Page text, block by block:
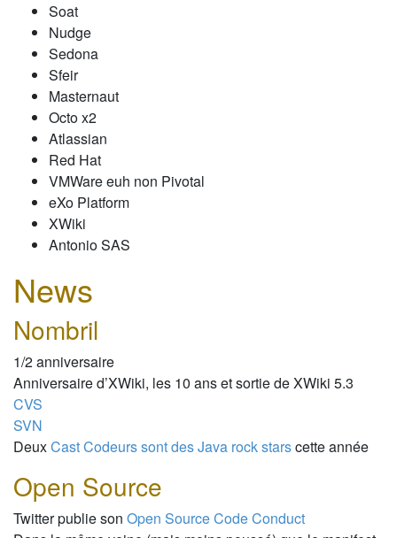
Soat
Nudge
Sedona
Sfeir
Masternaut
Octo x2
Atlassian
Red Hat
VMWare euh non Pivotal
eXo Platform
XWiki
Antonio SAS
News
Nombril
1/2 anniversaire
Anniversaire d’XWiki, les 10 ans et sortie de XWiki 5.3
CVS
SVN
DeuxCast Codeurs sont des Java rock starscette année
Open Source
Twitter publie son Open Source Code Conduct